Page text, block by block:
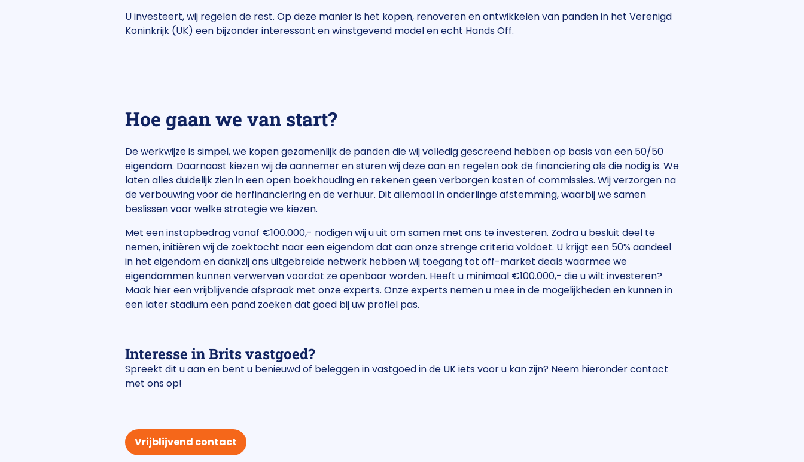
U investeert, wij regelen de rest. Op deze manier is het kopen, renoveren en ontwikkelen van panden in het Verenigd
Koninkrijk (UK) een bijzonder interessant en winstgevend model en echt Hands Off.
Hoe gaan we van start?
De werkwijze is simpel, we kopen gezamenlijk de panden die wij volledig gescreend hebben op basis van een 50/50
eigendom. Daarnaast kiezen wij de aannemer en sturen wij deze aan en regelen ook de financiering als die nodig is. We
laten alles duidelijk zien in een open boekhouding en rekenen geen verborgen kosten of commissies. Wij verzorgen na
de verbouwing voor de herfinanciering en de verhuur. Dit allemaal in onderlinge afstemming, waarbij we samen
beslissen voor welke strategie we kiezen.
Met een instapbedrag vanaf €100.000,- nodigen wij u uit om samen met ons te investeren. Zodra u besluit deel te
nemen, initiëren wij de zoektocht naar een eigendom dat aan onze strenge criteria voldoet. U krijgt een 50% aandeel
in het eigendom en dankzij ons uitgebreide netwerk hebben wij toegang tot off-market deals waarmee we
eigendommen kunnen verwerven voordat ze openbaar worden. Heeft u minimaal €100.000,- die u wilt investeren?
Maak hier een vrijblijvende afspraak met onze experts. Onze experts nemen u mee in de mogelijkheden en kunnen in
een later stadium een pand zoeken dat goed bij uw profiel pas.
Interesse in Brits vastgoed?
Spreekt dit u aan en bent u benieuwd of beleggen in vastgoed in de UK iets voor u kan zijn? Neem hieronder contact
met ons op!
Vrijblijvend contact